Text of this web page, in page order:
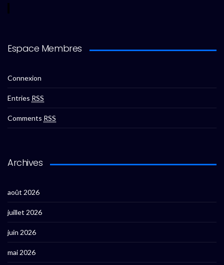
Espace Membres
Connexion
Entries RSS
Comments RSS
Archives
août 2026
juillet 2026
juin 2026
mai 2026